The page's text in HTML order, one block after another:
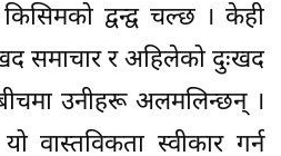
द्वन्द्व चल्छ । केही
समाचार र अहिलेको दुःखद
उनीहरू अलमलिन्छन् ।
वास्तविकता स्वीकार गर्न